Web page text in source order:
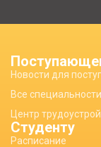
Новости для
Все специальности
Центр
Студенту
Расписание